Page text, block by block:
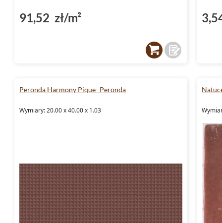
91,52 zł/m²
Peronda Harmony Pique- Peronda
Wymiary: 20.00 x 40.00 x 1.03